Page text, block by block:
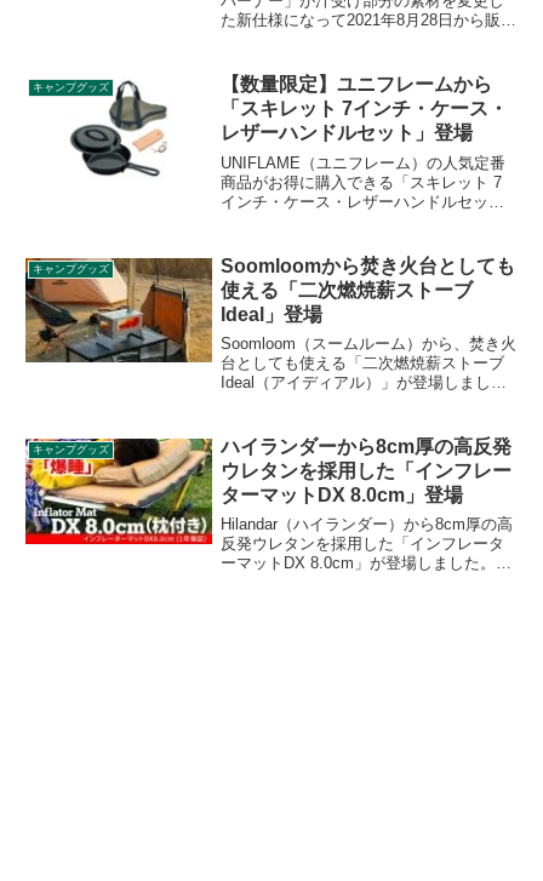
た新仕様になって2021年8月28日から販売
す。詳細をレビューします。
キャンプグッズ
【数量限定】ユニフレームから
「スキレット 7インチ・ケース・
レザーハンドルセット」登場
UNIFLAME（ユニフレーム）の人気定番
商品がお得に購入できる「スキレット 7
インチ・ケース・レザーハンドルセッ
ト7インチ収納ケース グリーン、スキレ
ットレザーハンドルのアイテムが揃った
お得なセットです。詳細をレビューしま
す。
キャンプグッズ
Soomloomから焚き火台としても
使える「二次燃焼薪ストーブ
Ideal」登場
Soomloom（スームルーム）から、焚き火
台としても使える「二次燃焼薪ストーブ
Ideal（アイディアル）」が登場しまし
から炎を眺めることができます。詳細を
レビューします。
キャンプグッズ
ハイランダーから8cm厚の高反発
ウレタンを採用した「インフレー
ターマットDX 8.0cm」登場
Hilandar（ハイランダー）から8cm厚の高
反発ウレタンを採用した「インフレータ
ーマットDX 8.0cm」が登場しました。野